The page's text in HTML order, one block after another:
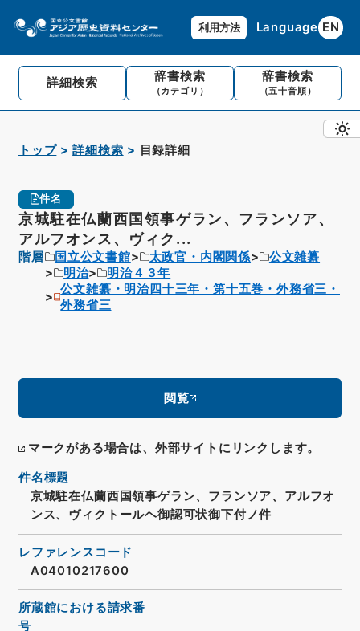
利用方法 Language EN
詳細検索 辞書検索
（カテゴリ）
辞書検索
（五十音順）
トップ 詳細検索 目録詳細
件名
京城駐在仏蘭西国領事ゲラン、フランソア、
アルフオンス、ヴィク...
階層 国立公文書館 太政官・内閣関係
公文雑纂
明治
明治４３年
公文雑纂・明治四十三年・第十五巻・外務省三・
外務省三
閲覧
マークがある場合は、外部サイトにリンクします。
件名標題
京城駐在仏蘭西国領事ゲラン、フランソア、アルフオ
ンス、ヴィクトールヘ御認可状御下付ノ件
レファレンスコード
A04010217600
所蔵館における請求番
号